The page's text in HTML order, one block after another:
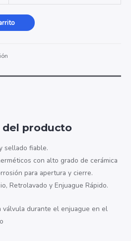
del producto
sellado fiable.
con alto grado de cerámica
para apertura y cierre.
Retrolavado y Enjuague Rápido.
válvula durante el enjuague en el